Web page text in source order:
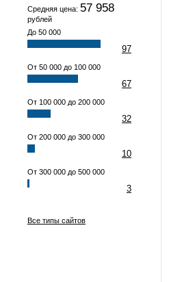
Средняя цена: 57 958
рублей
До 50 000
97
От 50 000 до 100 000
67
От 100 000 до 200 000
32
От 200 000 до 300 000
10
От 300 000 до 500 000
3
Все типы сайтов